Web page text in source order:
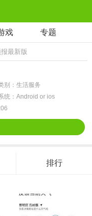
戏 专题
最新版
别：生活服务
统：Android or ios
排行